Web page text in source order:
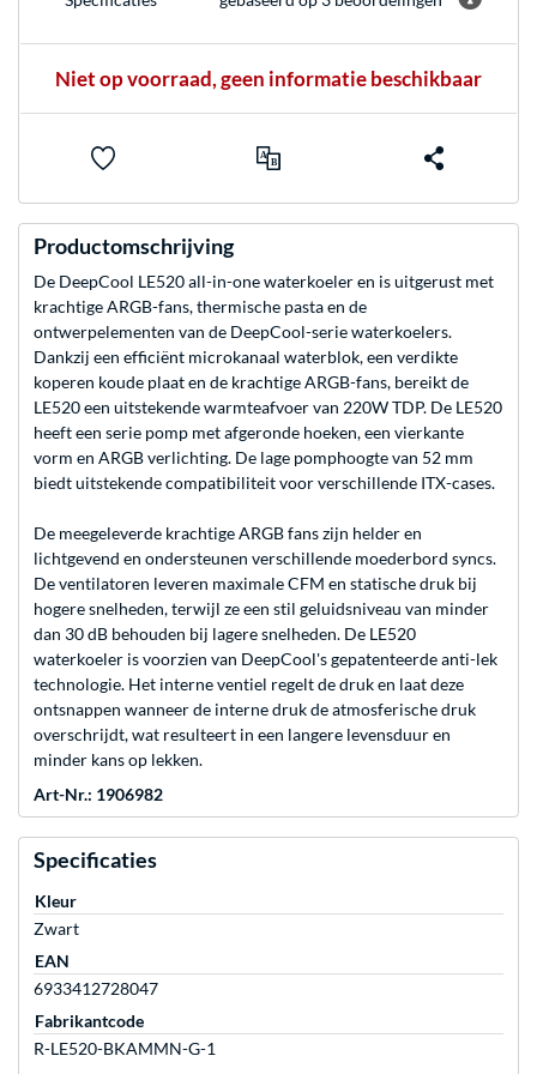
Niet op voorraad, geen informatie beschikbaar
Productomschrijving
De DeepCool LE520 all-in-one waterkoeler en is uitgerust met
krachtige ARGB-fans, thermische pasta en de
ontwerpelementen van de DeepCool-serie waterkoelers.
Dankzij een efficiënt microkanaal waterblok, een verdikte
koperen koude plaat en de krachtige ARGB-fans, bereikt de
LE520 een uitstekende warmteafvoer van 220W TDP. De LE520
heeft een serie pomp met afgeronde hoeken, een vierkante
vorm en ARGB verlichting. De lage pomphoogte van 52 mm
biedt uitstekende compatibiliteit voor verschillende ITX-cases.
De meegeleverde krachtige ARGB fans zijn helder en
lichtgevend en ondersteunen verschillende moederbord syncs.
De ventilatoren leveren maximale CFM en statische druk bij
hogere snelheden, terwijl ze een stil geluidsniveau van minder
dan 30 dB behouden bij lagere snelheden. De LE520
waterkoeler is voorzien van DeepCool's gepatenteerde anti-lek
technologie. Het interne ventiel regelt de druk en laat deze
ontsnappen wanneer de interne druk de atmosferische druk
overschrijdt, wat resulteert in een langere levensduur en
minder kans op lekken.
Art-Nr.: 1906982
Specificaties
Kleur
Zwart
EAN
6933412728047
Fabrikantcode
R-LE520-BKAMMN-G-1